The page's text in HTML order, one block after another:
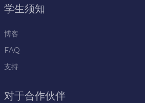
学生须知
博客
FAQ
支持
对于合作伙伴